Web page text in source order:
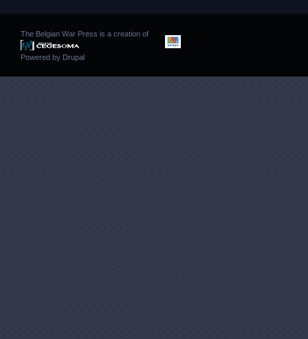
The Belgian War Press is a creation of
Powered by Drupal